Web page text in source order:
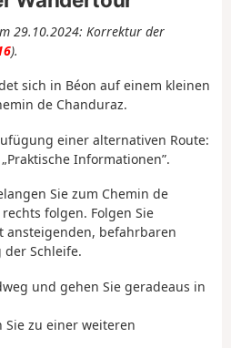
29.10.2024: Korrektur der
).
sich in Béon auf einem kleinen
de Chanduraz.
einer alternativen Route:
Informationen”.
Sie zum Chemin de
folgen. Folgen Sie
ansteigenden, befahrbaren
der Schleife.
und gehen Sie geradeaus in
zu einer weiteren